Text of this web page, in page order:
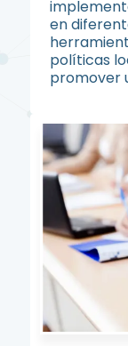
en
políticas
promover